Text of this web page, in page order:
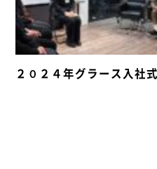
２０２４年グラース入社